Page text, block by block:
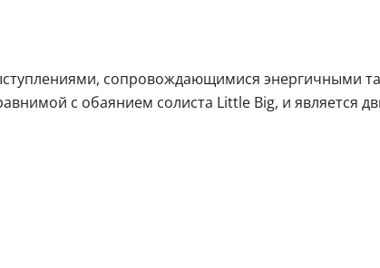
сопровождающимися энергичными
с обаянием солиста Little Big, и является